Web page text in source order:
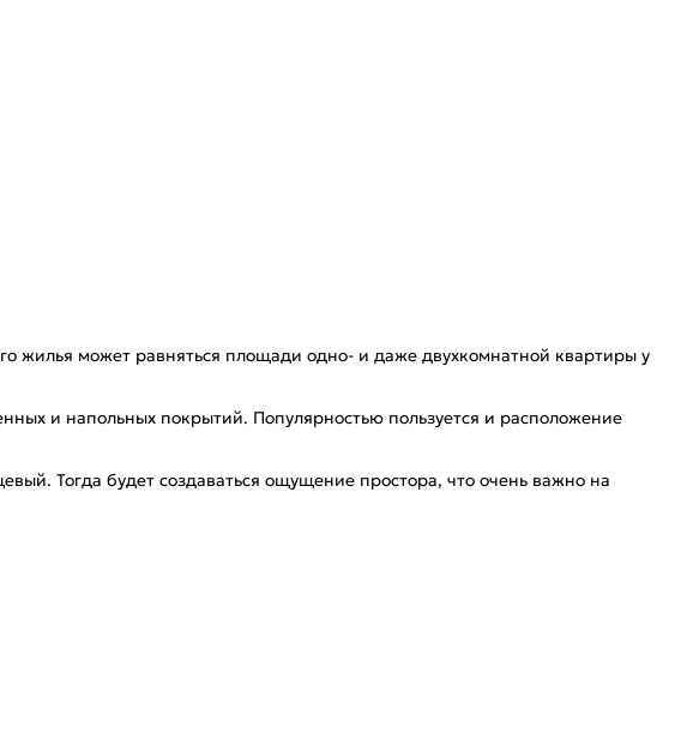
жилья может равняться площади одно- и даже двухкомнатной квартиры у
и напольных покрытий. Популярностью пользуется и расположение
Тогда будет создаваться ощущение простора, что очень важно на